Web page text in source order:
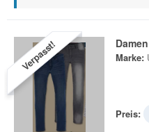
Verpasst! Marke:
Preis: